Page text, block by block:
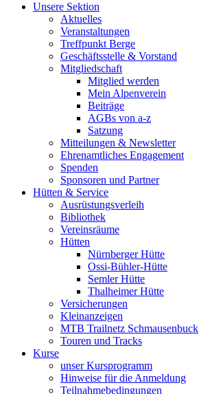
Unsere Sektion
Aktuelles
Veranstaltungen
Treffpunkt Berge
Geschäftsstelle & Vorstand
Mitgliedschaft
Mitglied werden
Mein Alpenverein
Beiträge
AGBs von a-z
Satzung
Mitteilungen & Newsletter
Ehrenamtliches Engagement
Spenden
Sponsoren und Partner
Hütten & Service
Ausrüstungsverleih
Bibliothek
Vereinsräume
Hütten
Nürnberger Hütte
Ossi-Bühler-Hütte
Semler Hütte
Thalheimer Hütte
Versicherungen
Kleinanzeigen
MTB Trailnetz Schmausenbuck
Touren und Tracks
Kurse
unser Kursprogramm
Hinweise für die Anmeldung
Teilnahmebedingungen